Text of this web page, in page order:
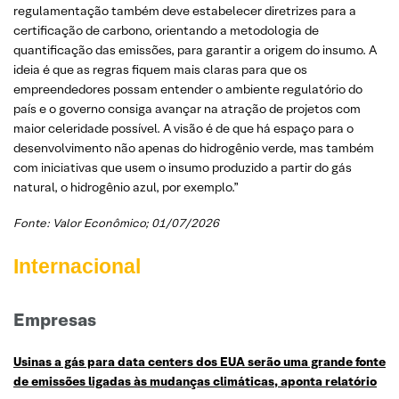
regulamentação também deve estabelecer diretrizes para a
certificação de carbono, orientando a metodologia de
quantificação das emissões, para garantir a origem do insumo. A
ideia é que as regras fiquem mais claras para que os
empreendedores possam entender o ambiente regulatório do
país e o governo consiga avançar na atração de projetos com
maior celeridade possível. A visão é de que há espaço para o
desenvolvimento não apenas do hidrogênio verde, mas também
com iniciativas que usem o insumo produzido a partir do gás
natural, o hidrogênio azul, por exemplo.”
Fonte: Valor Econômico; 01/07/2026
Internacional
Empresas
Usinas a gás para data centers dos EUA serão uma grande fonte
de emissões ligadas às mudanças climáticas, aponta relatório